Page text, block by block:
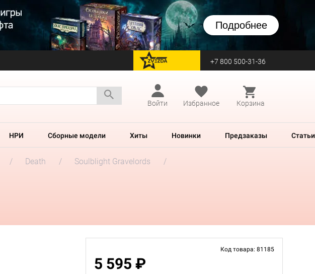
Подробнее
перейти на Zvezda +7 800 500-31-36
Войти
Избранное Корзина
НРИ Сборные модели Хиты Новинки Предзаказы Статьи
Death
Soulblight Gravelords
Код товара: 81185
5 595 ₽